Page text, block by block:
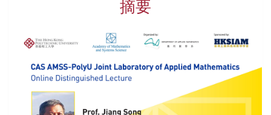
摘要